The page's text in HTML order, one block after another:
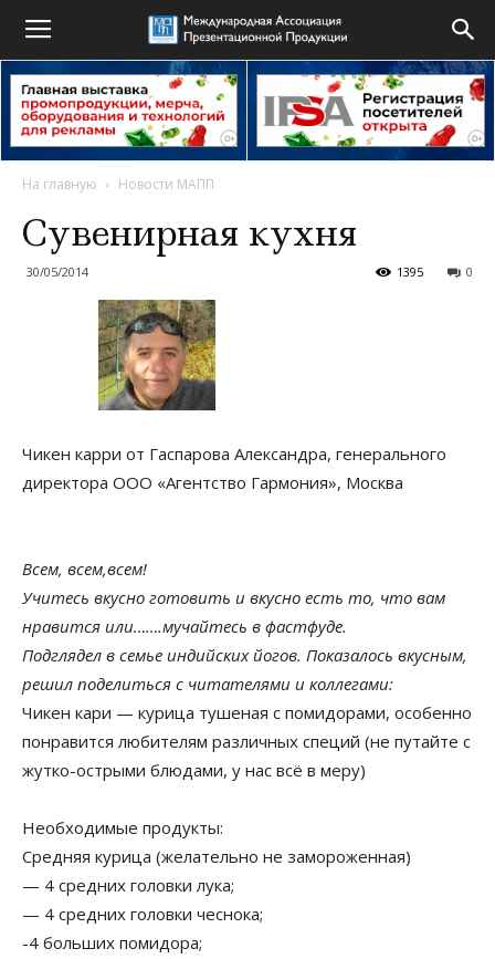
На главную Новости МАПП
Сувенирная кухня
30/05/2014 0
1395
Чикен карри от Гаспарова Александра, генерального
директора ООО «Агентство Гармония», Москва
Всем, всем,всем!
Учитесь вкусно готовить и вкусно есть то, что вам
нравится или…….мучайтесь в фастфуде.
Подглядел в семье индийских йогов. Показалось вкусным,
решил поделиться с читателями и коллегами:
Чикен кари — курица тушеная с помидорами, особенно
понравится любителям различных специй (не путайте с
жутко-острыми блюдами, у нас всё в меру)
Необходимые продукты:
Средняя курица (желательно не замороженная)
— 4 средних головки лука;
— 4 средних головки чеснока;
-4 больших помидора;